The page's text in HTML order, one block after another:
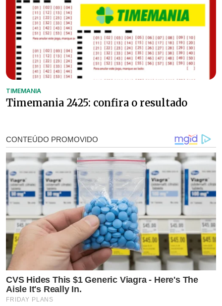
TIMEMANIA
Timemania 2425: confira o resultado